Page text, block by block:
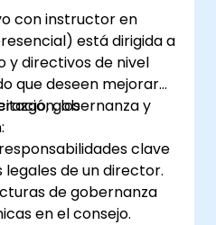
con instructor en
está dirigida a
y directivos de nivel
que deseen mejorar
gobernanza y
los
clave
legales de un director.
de gobernanza
en el consejo.